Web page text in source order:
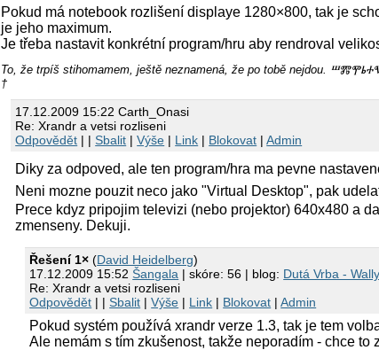
Pokud má notebook rozlišení displaye 1280×800, tak je
je jeho maximum.
Je třeba nastavit konkrétní program/hru aby rendroval
To, že trpíš stihomamem, ještě neznamená, že po tobě nejdou.
†
17.12.2009 15:22 Carth_Onasi
Re: Xrandr a vetsi rozliseni
Odpovědět | |Sbalit |Výše | Link | Blokovat |Admin
Diky za odpoved, ale ten program/hra ma pevne
Neni mozne pouzit neco jako "Virtual Desktop", pak
Prece kdyz pripojim televizi (nebo projektor) 640x480 a
zmenseny. Dekuji.
Řešení 1× (David Heidelberg)
17.12.2009 15:52Šangala | skóre: 56 | blog: Dutá Vrba - Wally
Re: Xrandr a vetsi rozliseni
Odpovědět | |Sbalit |Výše | Link | Blokovat |Admin
Pokud systém používá xrandr verze 1.3, tak je tem
Ale nemám s tím zkušenost, takže neporadím - chce to